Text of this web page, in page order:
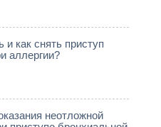
и как снять приступ
аллергии?
неотложной